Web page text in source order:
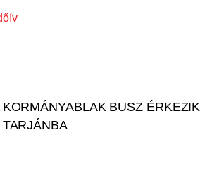
KORMÁNYABLAK BUSZ ÉRKEZIK
TARJÁNBA